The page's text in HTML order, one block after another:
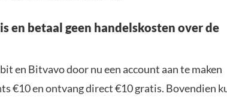
en betaal geen handelskosten over de
en Bitvavo door nu een account aan te maken
€10 en ontvang direct €10 gratis. Bovendien